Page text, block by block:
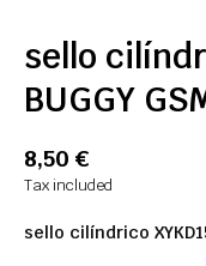
sello
BUGGY
8,50 €
Tax included
sello cilíndrico